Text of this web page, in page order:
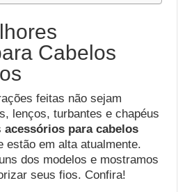
Cabelos
feitas não sejam
lenços, turbantes e chapéus
acessórios para cabelos
estão em alta atualmente.
dos modelos e mostramos
seus fios. Confira!